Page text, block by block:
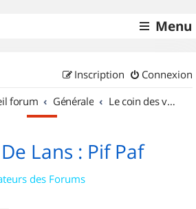
Menu
Connexion
Inscription
forum Générale Le coin des vidéastes
Lans : Pif Paf
des Forums